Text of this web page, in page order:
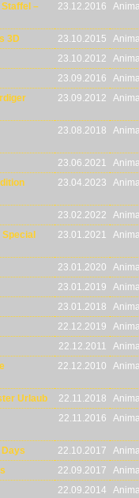
Staffel –
23.12.2016
3D 23.10.2015
23.10.2012
23.09.2016
23.09.2012
23.08.2018
23.06.2021
23.04.2023
23.02.2022
23.01.2021
23.01.2020
23.01.2019
23.01.2018
22.12.2019
22.12.2011
22.12.2010
Urlaub 22.11.2018
22.11.2016
22.10.2017
22.09.2017
22.09.2014